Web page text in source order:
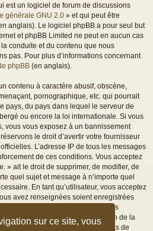
sur ce site, vous
est un logiciel de forum de discussions
générale GNU 2.0 » et qui peut être
anglais). Le logiciel phpBB a pour seul but
et phpBB Limited ne peut en aucun cas
conduite et du contenu que nous
pas. Pour plus d’informations concernant
phpBB (en anglais).
contenu à caractère abusif, obscène,
pornographique, etc. qui pourrait
pays, du pays dans lequel le serveur de
ou encore la loi internationale. Si vous
vous vous exposez à un bannissement
le droit d’avertir votre fournisseur
L’adresse IP de tous les messages
de ces conditions. Vous acceptez
» ait le droit de supprimer, de modifier, de
quel sujet et message à n’importe quel
En tant qu’utilisateur, vous acceptez
avez renseignées soient enregistrées
que ces informations ne seront pas
consentement, ni « La passion de la
tenus comme responsables en cas de